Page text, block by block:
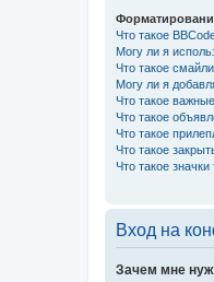
Что такое
Могу ли я
Что такое
Могу ли я
Что такое
Что такое
Что такое
Что такое
Что такое значки
Вход на
Зачем мне